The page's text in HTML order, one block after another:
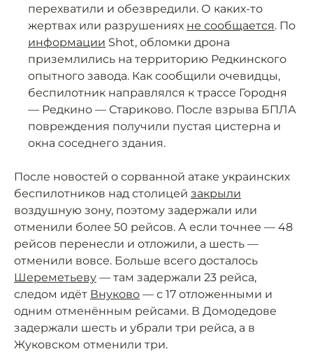
перехватили и обезвредили. О каких-то
жертвах или разрушениях не сообщается. По
информации Shot, обломки дрона
приземлились на территорию Редкинского
опытного завода. Как сообщили очевидцы,
беспилотник направлялся к трассе Городня
— Редкино — Стариково. После взрыва БПЛА
повреждения получили пустая цистерна и
окна соседнего здания.
После новостей о сорванной атаке украинских
беспилотников над столицей закрыли
воздушную зону, поэтому задержали или
отменили более 50 рейсов. А если точнее — 48
рейсов перенесли и отложили, а шесть —
отменили вовсе. Больше всего досталось
Шереметьеву — там задержали 23 рейса,
следом идёт Внуково — с 17 отложенными и
одним отменённым рейсами. В Домодедове
задержали шесть и убрали три рейса, а в
Жуковском отменили три.